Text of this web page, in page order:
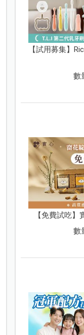
【試用募集】
數
【免費試吃
數